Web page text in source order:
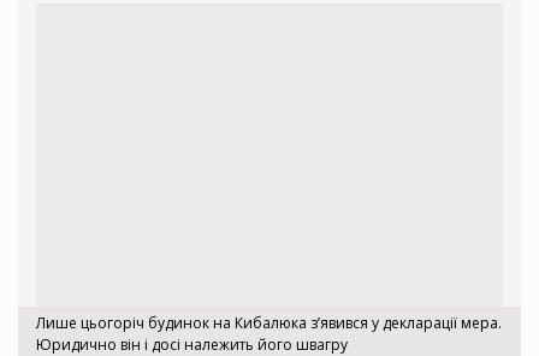
Лише цьогоріч будинок на Кибалюка з’явився у декларації мера.
Юридично він і досі належить його швагру